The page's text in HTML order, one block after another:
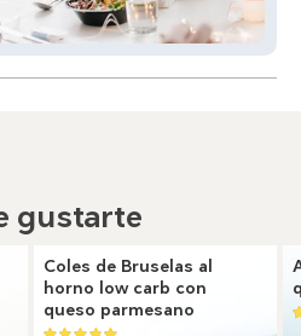
gustarte
Coles de Bruselas al
horno low carb con
queso parmesano